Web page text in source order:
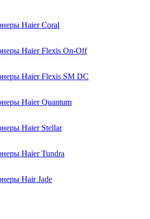
Haier Coral
Haier Flexis On-Off
Haier Flexis SM DC
Haier Quantum
Haier Stellar
Haier Tundra
Hair Jade